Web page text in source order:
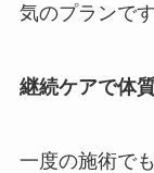
気のプランです
継続ケアで体
一度の施術で